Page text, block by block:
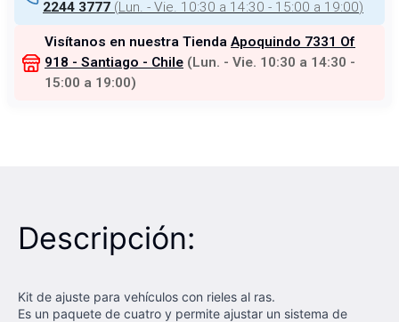
2244 3777 (Lun. - Vie. 10:30 a 14:30 - 15:00 a 19:00)
Visítanos en nuestra Tienda Apoquindo 7331 Of
918 - Santiago - Chile (Lun. - Vie. 10:30 a 14:30 -
15:00 a 19:00)
Descripción:
Kit de ajuste para vehículos con rieles al ras.
Es un paquete de cuatro y permite ajustar un sistema de